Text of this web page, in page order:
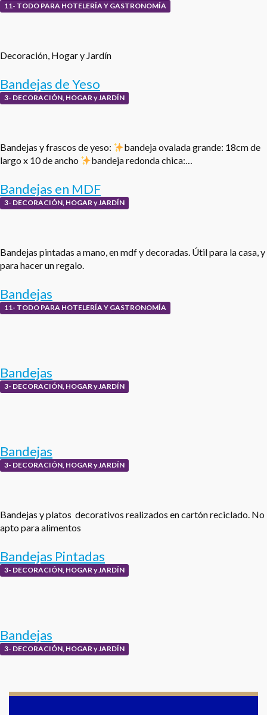
11- TODO PARA HOTELERÍA Y GASTRONOMÍA
Decoración, Hogar y Jardín
Bandejas de Yeso
3- DECORACIÓN, HOGAR y JARDÍN
Bandejas y frascos de yeso:
bandeja ovalada grande: 18cm de
largo x 10 de ancho
bandeja redonda chica:…
Bandejas en MDF
3- DECORACIÓN, HOGAR y JARDÍN
Bandejas pintadas a mano, en mdf y decoradas. Útil para la casa, y
para hacer un regalo.
Bandejas
11- TODO PARA HOTELERÍA Y GASTRONOMÍA
Bandejas
3- DECORACIÓN, HOGAR y JARDÍN
Bandejas
3- DECORACIÓN, HOGAR y JARDÍN
Bandejas y platos decorativos realizados en cartón reciclado. No
apto para alimentos
Bandejas Pintadas
3- DECORACIÓN, HOGAR y JARDÍN
Bandejas
3- DECORACIÓN, HOGAR y JARDÍN